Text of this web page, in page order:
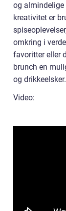
og almindelige
kreativitet er
omkring i
favoritter eller
brunch en
og drikkeelsker.
Video: